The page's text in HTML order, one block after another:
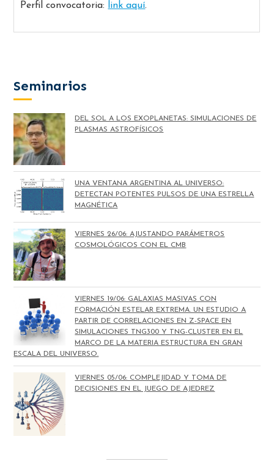
Perfil convocatoria: link aquí.
Seminarios
DEL SOL A LOS EXOPLANETAS: SIMULACIONES DE
PLASMAS ASTROFÍSICOS
UNA VENTANA ARGENTINA AL UNIVERSO:
DETECTAN POTENTES PULSOS DE UNA ESTRELLA
MAGNÉTICA
VIERNES 26/06: AJUSTANDO PARÁMETROS
COSMOLÓGICOS CON EL CMB
VIERNES 19/06: GALAXIAS MASIVAS CON
FORMACIÓN ESTELAR EXTREMA. UN ESTUDIO A
PARTIR DE CORRELACIONES EN Z-SPACE EN
SIMULACIONES TNG300 Y TNG-CLUSTER EN EL
MARCO DE LA MATERIA ESTRUCTURA EN GRAN
ESCALA DEL UNIVERSO.
VIERNES 05/06: COMPLEJIDAD Y TOMA DE
DECISIONES EN EL JUEGO DE AJEDREZ